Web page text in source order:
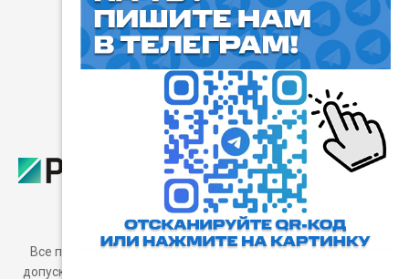
Пользовательское соглашение
Все права защищены. Любое использование материалов
допускается только с согласия редакции, а также с ссылкой